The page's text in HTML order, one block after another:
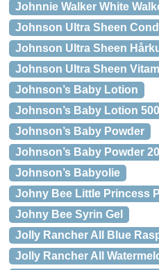
Johnnie Walker White
Johnson Ultra Sheen
Johnson Ultra Sheen
Johnson Ultra Sheen
Johnson’s Baby Lotion
Johnson’s Baby Lotion
Johnson’s Baby Powder
Johnson’s Baby Powder
Johnson’s Babyolie
Johny Bee Little Princess
Johny Bee Syrin Gel
Jolly Rancher All Blue
Jolly Rancher All